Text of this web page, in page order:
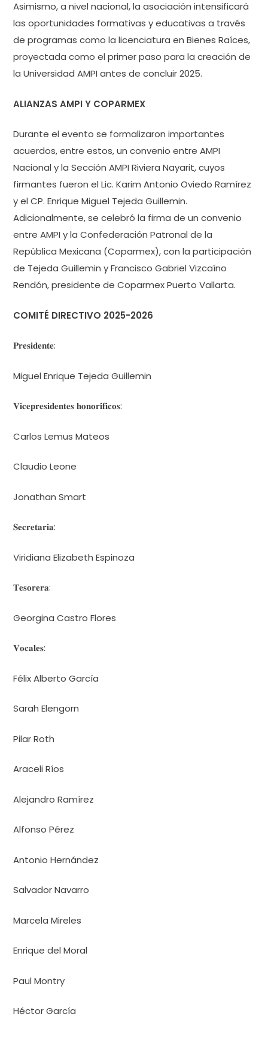
Asimismo, a nivel nacional, la asociación intensificará
las oportunidades formativas y educativas a través
de programas como la licenciatura en Bienes Raíces,
proyectada como el primer paso para la creación de
la Universidad AMPI antes de concluir 2025.
ALIANZAS AMPI Y COPARMEX
Durante el evento se formalizaron importantes
acuerdos, entre estos, un convenio entre AMPI
Nacional y la Sección AMPI Riviera Nayarit, cuyos
firmantes fueron el Lic. Karim Antonio Oviedo Ramírez
y el CP. Enrique Miguel Tejeda Guillemin.
Adicionalmente, se celebró la firma de un convenio
entre AMPI y la Confederación Patronal de la
República Mexicana (Coparmex), con la participación
de Tejeda Guillemin y Francisco Gabriel Vizcaíno
Rendón, presidente de Coparmex Puerto Vallarta.
COMITÉ DIRECTIVO 2025-2026
𝐏𝐫𝐞𝐬𝐢𝐝𝐞𝐧𝐭𝐞:
Miguel Enrique Tejeda Guillemin
𝐕𝐢𝐜𝐞𝐩𝐫𝐞𝐬𝐢𝐝𝐞𝐧𝐭𝐞𝐬 𝐡𝐨𝐧𝐨𝐫𝐢́𝐟𝐢𝐜𝐨𝐬:
Carlos Lemus Mateos
Claudio Leone
Jonathan Smart
𝐒𝐞𝐜𝐫𝐞𝐭𝐚𝐫𝐢𝐚:
Viridiana Elizabeth Espinoza
𝐓𝐞𝐬𝐨𝐫𝐞𝐫𝐚:
Georgina Castro Flores
𝐕𝐨𝐜𝐚𝐥𝐞𝐬:
Félix Alberto García
Sarah Elengorn
Pilar Roth
Araceli Ríos
Alejandro Ramírez
Alfonso Pérez
Antonio Hernández
Salvador Navarro
Marcela Mireles
Enrique del Moral
Paul Montry
Héctor García